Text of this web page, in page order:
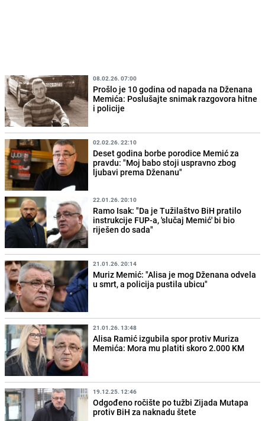
08.02.26. 07:00
Prošlo je 10 godina od napada na Dženana
Memića: Poslušajte snimak razgovora hitne
i policije
02.02.26. 22:10
Deset godina borbe porodice Memić za
pravdu: "Moj babo stoji uspravno zbog
ljubavi prema Dženanu"
22.01.26. 20:10
Ramo Isak: "Da je Tužilaštvo BiH pratilo
instrukcije FUP-a, 'slučaj Memić' bi bio
riješen do sada"
21.01.26. 20:14
Muriz Memić: "Alisa je mog Dženana odvela
u smrt, a policija pustila ubicu"
21.01.26. 13:48
Alisa Ramić izgubila spor protiv Muriza
Memića: Mora mu platiti skoro 2.000 KM
19.12.25. 12:46
Odgođeno ročište po tužbi Zijada Mutapa
protiv BiH za naknadu štete